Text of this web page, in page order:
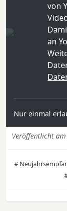
von
an
Nur einmal
Veröffentlicht
#